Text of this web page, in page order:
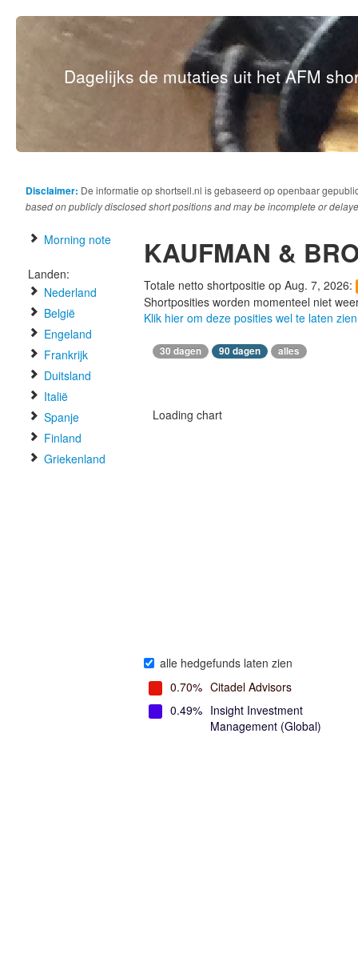
Dagelijks de mutaties uit het AFM
Disclaimer: De informatie op shortsell.nl is gebaseerd op openbaar
based on publicly disclosed short positions and may be incomplete or
Morning note
Landen:
Nederland
België
Engeland
Frankrijk
Duitsland
Italië
Spanje
Finland
Griekenland
KAUFMAN &
Totale netto shortpositie op Aug. 7, 2026:
Shortposities worden momenteel niet
Klik hier om deze posities wel te laten zien
30 dagen 90 dagen alles
Loading chart
alle hedgefunds laten zien
0.70% Citadel Advisors
0.49% Insight Investment
Management (Global)